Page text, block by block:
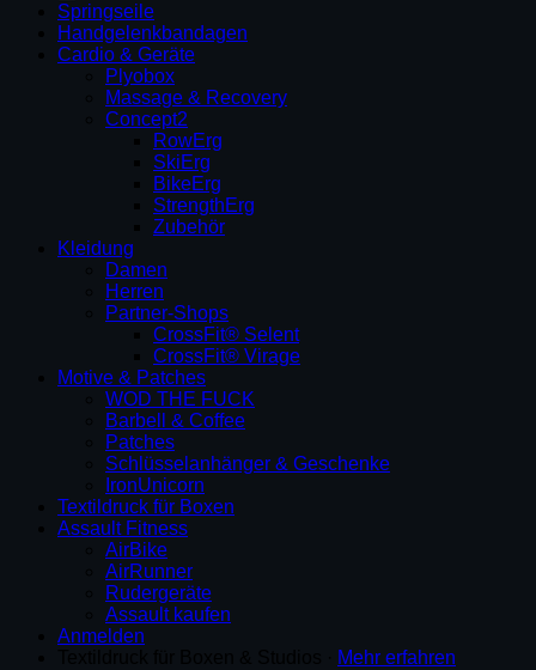
Springseile
Handgelenkbandagen
Cardio & Geräte
Plyobox
Massage & Recovery
Concept2
RowErg
SkiErg
BikeErg
StrengthErg
Zubehör
Kleidung
Damen
Herren
Partner-Shops
CrossFit® Selent
CrossFit® Virage
Motive & Patches
WOD THE FUCK
Barbell & Coffee
Patches
Schlüsselanhänger & Geschenke
IronUnicorn
Textildruck für Boxen
Assault Fitness
AirBike
AirRunner
Rudergeräte
Assault kaufen
Anmelden
Mehr erfahren